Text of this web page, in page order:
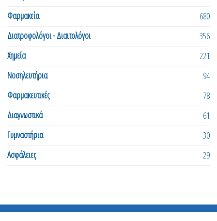
Φαρμακεία
680
Διατροφολόγοι - Διαιτολόγοι
356
Χημεία
221
Νοσηλευτήρια
94
Φαρμακευτικές
78
Διαγνωστικά
61
Γυμναστήρια
30
Ασφάλειες
29